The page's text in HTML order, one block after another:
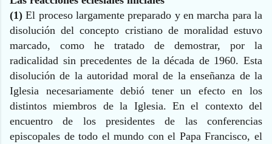
(1) El proceso largamente preparado y en marcha para la
disolución del concepto cristiano de moralidad estuvo
marcado, como he tratado de demostrar, por la
radicalidad sin precedentes de la década de 1960. Esta
disolución de la autoridad moral de la enseñanza de la
Iglesia necesariamente debió tener un efecto en los
distintos miembros de la Iglesia. En el contexto del
encuentro de los presidentes de las conferencias
episcopales de todo el mundo con el Papa Francisco, el